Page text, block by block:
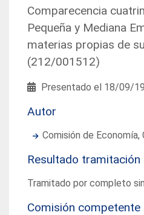
Comparecencia
Pequeña y Mediana
materias propias de
(212/001512)
Presentado el 18/09/
Autor
Comisión de
Resultado tramitación
Tramitado por completo
Comisión competente